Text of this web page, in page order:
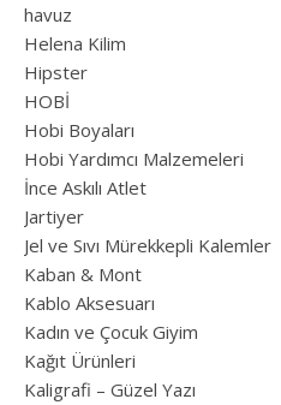
havuz
Helena Kilim
Hipster
HOBİ
Hobi Boyaları
Hobi Yardımcı Malzemeleri
İnce Askılı Atlet
Jartiyer
Jel ve Sıvı Mürekkepli Kalemler
Kaban & Mont
Kablo Aksesuarı
Kadın ve Çocuk Giyim
Kağıt Ürünleri
Kaligrafi – Güzel Yazı